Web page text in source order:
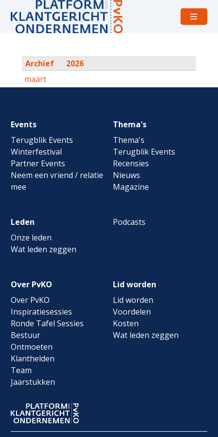
Open
Archief
2026
maart
Footer
navigation
Events
Terugblik Events
Winterfestival
Partner Events
Neem een vriend / relatie
mee
Thema's
Thema's
Terugblik Events
Recensies
Nieuws
Magazine
Leden
Onze leden
Wat leden zeggen
Podcasts
Over PvKO
Over PvKO
Inspiratiesessies
Ronde Tafel Sessies
Bestuur
Ontmoeten
Klanthelden
Team
Jaarstukken
Lid worden
Lid worden
Voordelen
Kosten
Wat leden zeggen